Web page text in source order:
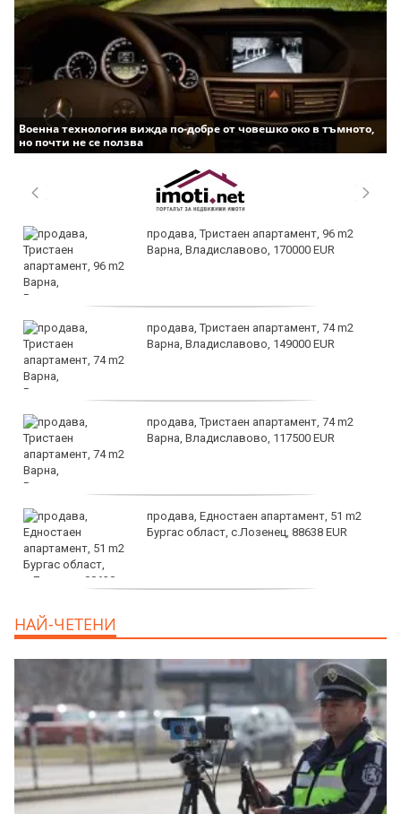
Военна технология вижда по-добре от човешко око в тъмното,
но почти не се ползва
продава, Тристаен апартамент, 96 m2
Варна, Владиславово, 170000 EUR
продава, Тристаен апартамент, 74 m2
Варна, Владиславово, 149000 EUR
продава, Тристаен апартамент, 74 m2
Варна, Владиславово, 117500 EUR
продава, Едностаен апартамент, 51 m2
Бургас област, с.Лозенец, 88638 EUR
EUR
НАЙ-ЧЕТЕНИ